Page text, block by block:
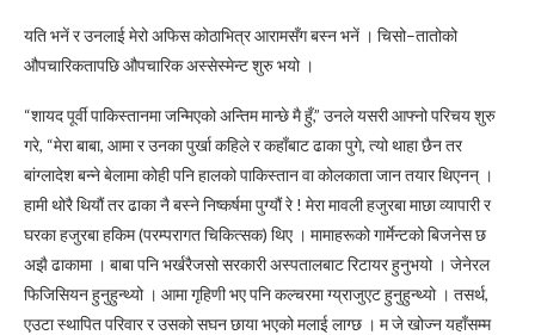
यति भनें र उनलाई मेरो अफिस कोठाभित्र आरामसँग बस्न भनें । चिसो–तातोको
औपचारिकतापछि औपचारिक अस्सेस्मेन्ट शुरु भयो ।
“शायद पूर्वी पाकिस्तानमा जन्मिएको अन्तिम मान्छे मै हुँ,” उनले यसरी आफ्नो परिचय शुरु
गरे, “मेरा बाबा, आमा र उनका पुर्खा कहिले र कहाँबाट ढाका पुगे, त्यो थाहा छैन तर
बांग्लादेश बन्ने बेलामा कोही पनि हालको पाकिस्तान वा कोलकाता जान तयार थिएनन् ।
हामी थोरै थियौं तर ढाका नै बस्ने निष्कर्षमा पुग्यौं रे ! मेरा मावली हजुरबा माछा व्यापारी र
घरका हजुरबा हकिम (परम्परागत चिकित्सक) थिए । मामाहरूको गार्मेन्टको बिजनेस छ
अझै ढाकामा । बाबा पनि भर्खरैजसो सरकारी अस्पतालबाट रिटायर हुनुभयो । जेनेरल
फिजिसियन हुनुहुन्थ्यो । आमा गृहिणी भए पनि कल्चरमा ग्य्राजुएट हुनुहुन्थ्यो । तसर्थ,
एउटा स्थापित परिवार र उसको सघन छाया भएको मलाई लाग्छ । म जे खोज्न यहाँसम्म